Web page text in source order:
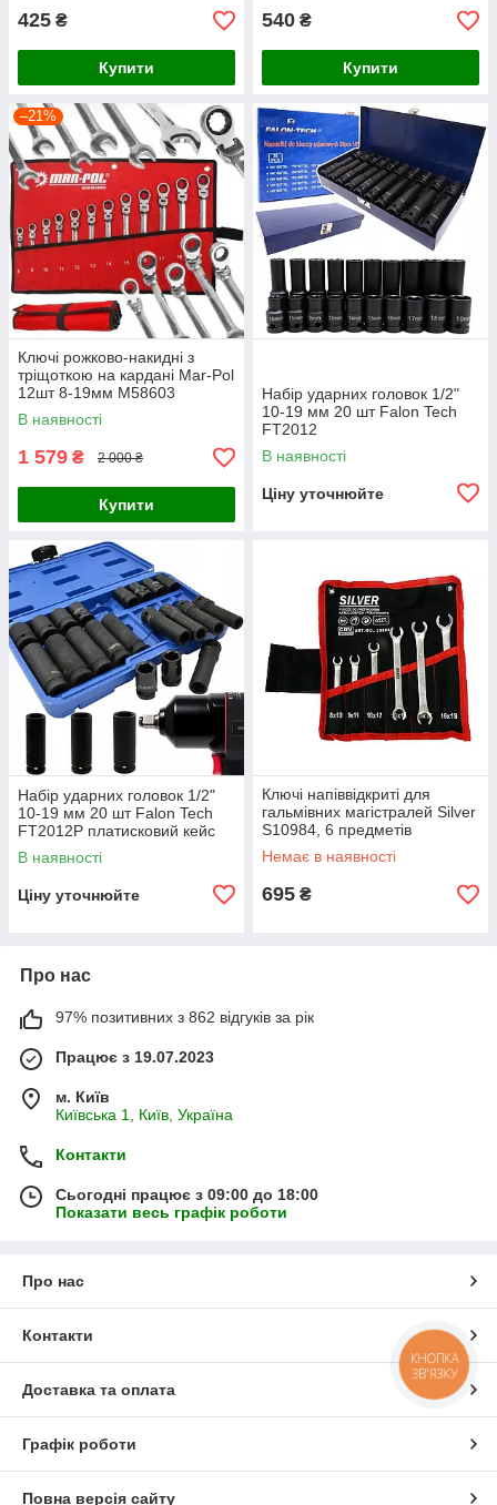
425 ₴
Купити
540 ₴
Купити
–21%
Ключі рожково-накидні з
тріщоткою на кардані Mar-Pol
12шт 8-19мм M58603
В наявності
1 579 ₴ 2 000 ₴
Купити
Набір ударних головок 1/2"
10-19 мм 20 шт Falon Tech
FT2012
В наявності
Ціну уточнюйте
Набір ударних головок 1/2"
10-19 мм 20 шт Falon Tech
FT2012P платисковий кейс
В наявності
Ціну уточнюйте
Ключі напіввідкриті для
гальмівних магістралей Silver
S10984, 6 предметів
Немає в наявності
695 ₴
Про нас
97% позитивних з 862 відгуків за рік
Працює з 19.07.2023
м. Київ
Київська 1, Київ, Україна
Контакти
Сьогодні працює з 09:00 до 18:00
Показати весь графік роботи
Про нас
Контакти
Доставка та оплата
Графік роботи
Повна версія сайту
КНОПКА
ЗВ'ЯЗКУ